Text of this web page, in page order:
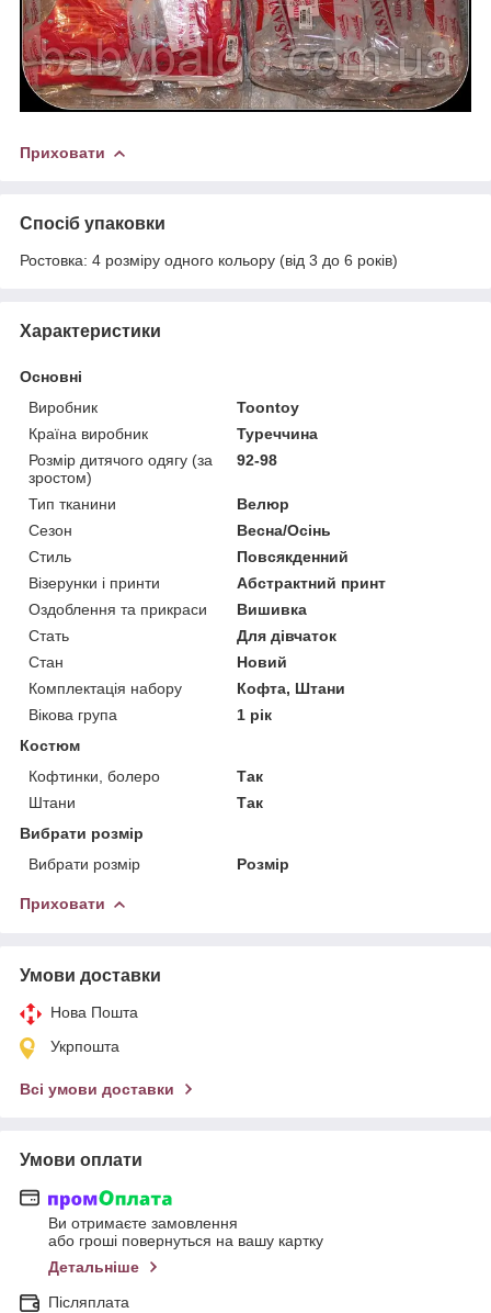
Приховати
Спосіб упаковки
Ростовка: 4 розміру одного кольору (від 3 до 6 років)
Характеристики
Основні
Виробник
Toontoy
Країна виробник
Туреччина
Розмір дитячого одягу (за
зростом)
92-98
Тип тканини
Велюр
Сезон
Весна/Осінь
Стиль
Повсякденний
Візерунки і принти
Абстрактний принт
Оздоблення та прикраси
Вишивка
Стать
Для дівчаток
Стан
Новий
Комплектація набору
Кофта, Штани
Вікова група
1 рік
Костюм
Кофтинки, болеро
Так
Штани
Так
Вибрати розмір
Вибрати розмір
Розмір
Приховати
Умови доставки
Нова Пошта
Укрпошта
Всі умови доставки
Умови оплати
Ви отримаєте замовлення
або гроші повернуться на вашу картку
Детальніше
Післяплата